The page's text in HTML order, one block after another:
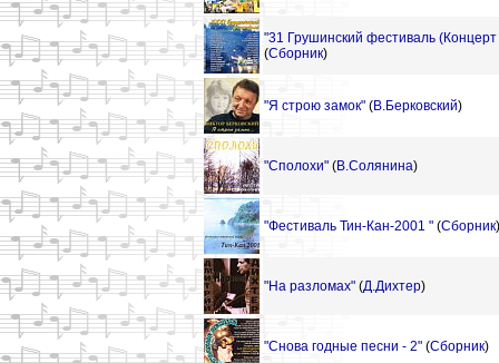
"31 Грушинский фестиваль
(Сборник)
"Я строю замок" (В.Берковский)
"Сполохи" (В.Солянина)
"Фестиваль Тин-Кан-2001 " (Сборник)
"На разломах" (Д.Дихтер)
"Снова годные песни - 2" (Сборник)